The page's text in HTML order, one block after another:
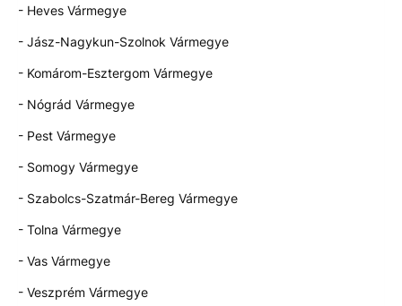
- Heves Vármegye
- Jász-Nagykun-Szolnok Vármegye
- Komárom-Esztergom Vármegye
- Nógrád Vármegye
- Pest Vármegye
- Somogy Vármegye
- Szabolcs-Szatmár-Bereg Vármegye
- Tolna Vármegye
- Vas Vármegye
- Veszprém Vármegye